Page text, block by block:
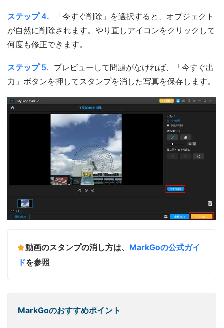
ステップ 4.
「今すぐ削除」を選択すると、オブジェクト
が自然に削除されます。やり直しアイコンをクリックして
何度も修正できます。
ステップ 5. プレビューして問題がなければ、「今すぐ出
力」ボタンを押してスタンプを消した写真を保存します。
動画のスタンプの消し方は、 MarkGoの公式ガイ
ドを参照
MarkGoのおすすめポイント